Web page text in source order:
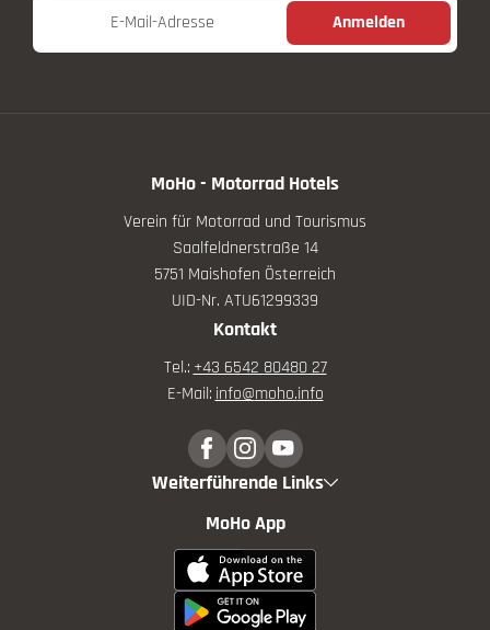
E-Mail-Adresse
Anmelden
MoHo - Motorrad Hotels
Verein für Motorrad und Tourismus
Saalfeldnerstraße 14
5751 Maishofen Österreich
UID-Nr. ATU61299339
Kontakt
Tel.: +43 6542 80480 27
E-Mail: info@moho.info
Weiterführende Links
MoHo App